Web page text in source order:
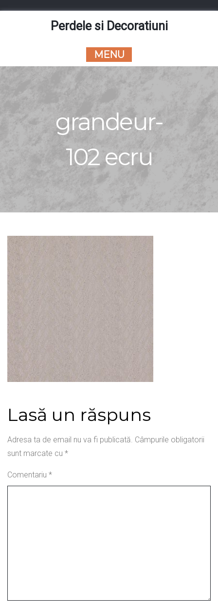
Perdele si Decoratiuni
MENU
grandeur-
102 ecru
Lasă un răspuns
Adresa ta de email nu va fi publicată. Câmpurile obligatorii
sunt marcate cu *
Comentariu *